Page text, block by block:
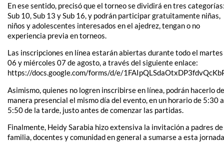
En ese sentido, precisó que el torneo se dividirá en tres
Sub 10, Sub 13 y Sub 16, y podrán participar gratuitamente niñas,
niños y adolescentes interesados en el ajedrez, tengan o no
experiencia previa en torneos.
Las inscripciones en línea estarán abiertas durante todo el martes
06 y miércoles 07 de agosto, a través del siguiente enlace:
https://docs.google.com/forms/d/e/
Asimismo, quienes no logren inscribirse en línea, podrán hacerlo de
manera presencial el mismo día del evento, en un horario de 5:30 a
5:50 de la tarde, justo antes de comenzar las partidas.
Finalmente, Heidy Sarabia hizo extensiva la invitación a padres de
familia, docentes y comunidad en general a sumarse a esta jornada